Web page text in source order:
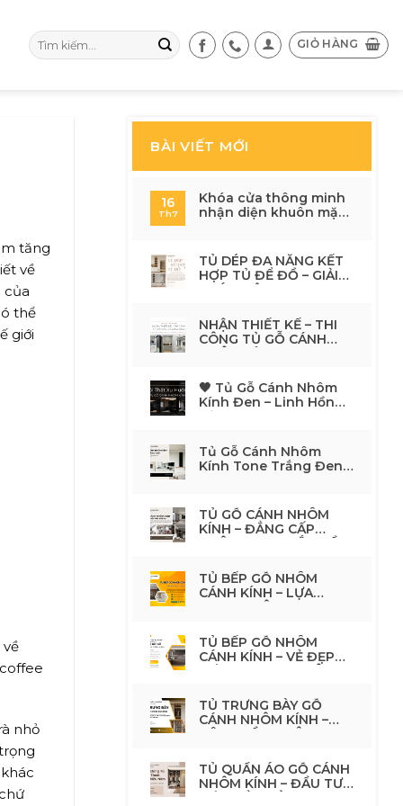
Tìm
kiếm:
GIỎ HÀNG
tăng
về
của
thể
giới
nhỏ
BÀI VIẾT MỚI
16
Th7
Khóa cửa thông minh
nhận diện khuôn mặt
ngôi nhà hiện đại
TỦ DÉP ĐA NĂNG KẾT
HỢP TỦ ĐỂ ĐỒ – GIẢI
PHÁP HIỆN ĐẠI CHO
TINH TẾ
NHẬN THIẾT KẾ – THI
CÔNG TỦ GỖ CÁNH
🖤 Tủ Gỗ Cánh Nhôm
Kính Đen – Linh Hồn
Của Không Gian Nội
Tủ Gỗ Cánh Nhôm
Kính Tone Trắng Đen
Sang TrọngTủ Gỗ
Cánh Nhôm Kính Tone
Trắng Đen Hiện Đại –
TỦ GỖ CÁNH NHÔM
KÍNH – ĐẲNG CẤP
TỦ BẾP GỖ NHÔM
CÁNH KÍNH – LỰA
CHỌN THÔNG MINH
HIỆN ĐẠI
TỦ BẾP GỖ NHÔM
CÁNH KÍNH – VẺ ĐẸP
TỦ TRƯNG BÀY GỖ
CÁNH NHÔM KÍNH –
NÂNG TẦM KHÔNG
TỦ QUẦN ÁO GỖ CÁNH
NHÔM KÍNH – ĐẦU TƯ